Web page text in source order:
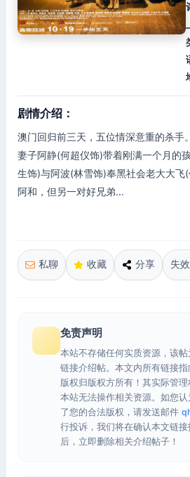
剧情介绍：
澳门回归前三天，五位情深意重的杀手
妻子阿静(何超仪饰)带着刚满一个月的
生饰)与阿波(林雪饰)奉黑社会老大大飞
阿和，但另一对好兄弟...
私聊 收藏 分享 失
免责声明
本站不存储任何实质资源，该
链接介绍帖。本文内所有链接
版权归版权方所有！其实际管
本站无法操作相关资源。如您
了您的合法版权，请发送邮件
行投诉，我们将在确认本文链
后，立即删除相关介绍帖子！